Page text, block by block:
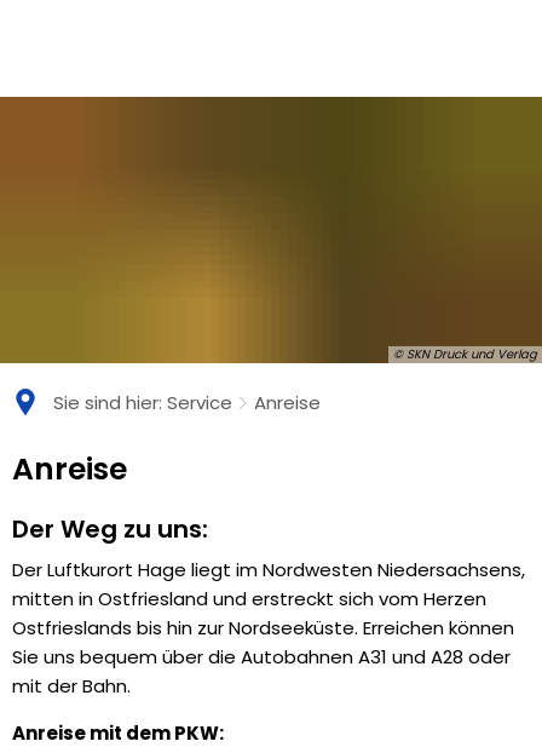
© SKN Druck und Verlag
Sie sind hier: Service Anreise
Anreise
Anreise
Der Weg zu uns:
Der Luftkurort Hage liegt im Nordwesten Niedersachsens,
mitten in Ostfriesland und erstreckt sich vom Herzen
Ostfrieslands bis hin zur Nordseeküste. Erreichen können
Sie uns bequem über die Autobahnen A31 und A28 oder
mit der Bahn.
Anreise mit dem PKW: